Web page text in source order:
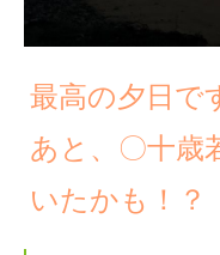
最高の夕日で
あと、〇十歳
いたかも！？